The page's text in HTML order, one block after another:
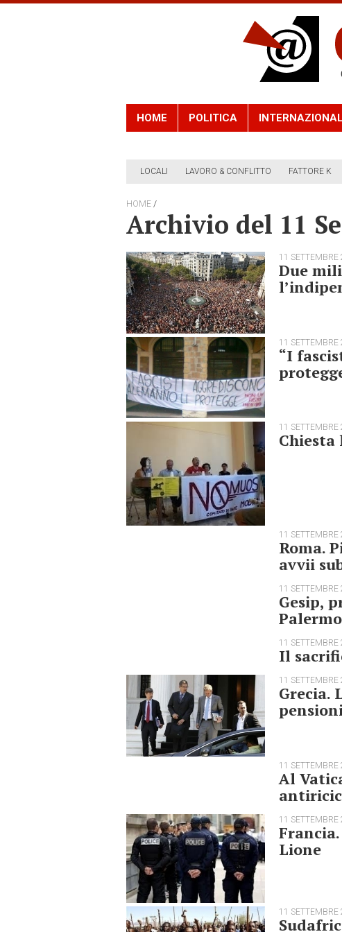
HOME POLITICA
LOCALI LAVORO & CONFLITTO FATTORE K
HOME /
Archivio del 11
11 SETTEMBRE
Due
11 SETTEMBRE
“I
11 SETTEMBRE
Chiesta
11 SETTEMBRE
Roma.
avvii
11 SETTEMBRE
Gesip,
Palermo
11 SETTEMBRE
Il
11 SETTEMBRE
Grecia.
11 SETTEMBRE
Al
11 SETTEMBRE
Lione
11 SETTEMBRE